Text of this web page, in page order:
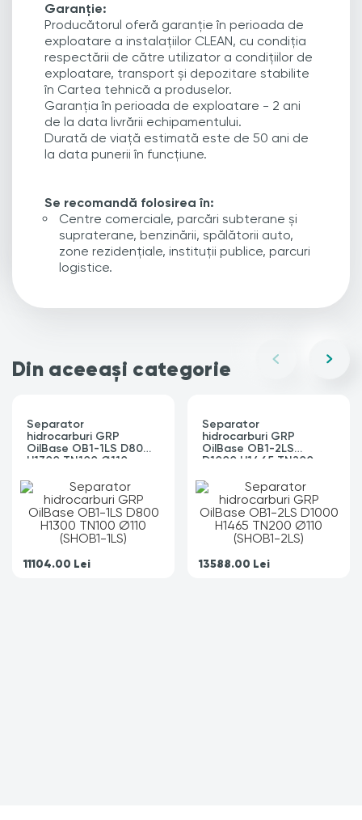
Garanție:
Producătorul oferă garanție în perioada de
exploatare a instalațiilor CLEAN, cu condiția
respectării de către utilizator a condițiilor de
exploatare, transport și depozitare stabilite
în Cartea tehnică a produselor.
Garanția în perioada de exploatare - 2 ani
de la data livrării echipamentului.
Durată de viață estimată este de 50 ani de
la data punerii în funcțiune.
Se recomandă folosirea în:
Centre comerciale, parcări subterane și
supraterane, benzinării, spălătorii auto,
zone rezidențiale, instituții publice, parcuri
logistice.
Din aceeași categorie
Separator
hidrocarburi GRP
OilBase OB1-1LS D800
H1300 TN100 Ø110
11104.00 Lei
Separator
hidrocarburi GRP
OilBase OB1-2LS
D1000 H1465 TN200
13588.00 Lei